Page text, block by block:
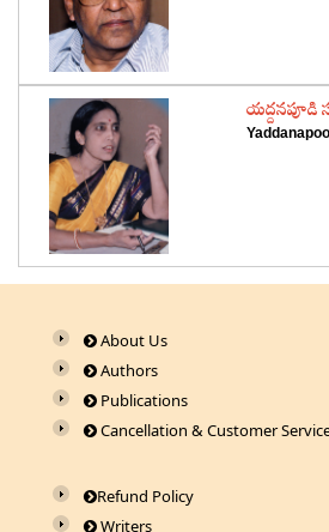
About Us
Authors
Publications
Cancellation & Customer
Refund Policy
Writers